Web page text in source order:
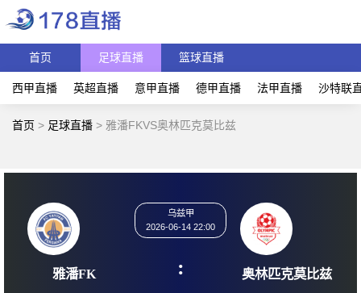
首页 足球直播 篮球直播
西甲直播 英超直播 意甲直播 德甲直播 法甲直播 沙特联
首页 > 足球直播 > 雅潘FKVS奥林匹克莫比兹
2026-06-14 22:00